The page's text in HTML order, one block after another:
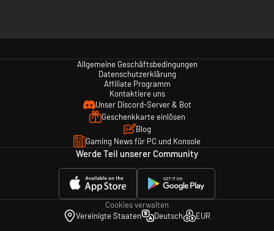
Allgemeine Geschäftsbedingungen
Datenschutzerklärung
Affiliate Programm
Kontaktiere uns
Unser Discord-Server & Bot
Geschenkkarte einlösen
Blog
Gaming News für PC und Konsole
Werde Teil unserer Community
Cookies verwalten
Vereinigte Staaten
Deutsch EUR